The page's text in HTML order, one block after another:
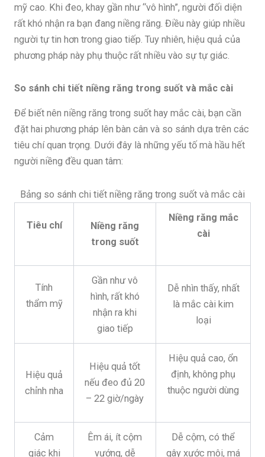
mỹ cao. Khi đeo, khay gần như “vô hình”, người đối diện
rất khó nhận ra bạn đang niềng răng. Điều này giúp nhiều
người tự tin hơn trong giao tiếp. Tuy nhiên, hiệu quả của
phương pháp này phụ thuộc rất nhiều vào sự tự giác.
So sánh chi tiết niềng răng trong suốt và mắc cài
Để biết nên niềng răng trong suốt hay mắc cài, bạn cần
đặt hai phương pháp lên bàn cân và so sánh dựa trên các
tiêu chí quan trọng. Dưới đây là những yếu tố mà hầu hết
người niềng đều quan tâm:
Bảng so sánh chi tiết niềng răng trong suốt và mắc cài
Tiêu chí
Niềng răng
trong suốt
Niềng răng mắc
cài
Tính
thẩm mỹ
Gần như vô
hình, rất khó
nhận ra khi
giao tiếp
Dễ nhìn thấy, nhất
là mắc cài kim
loại
Hiệu quả
chỉnh nha
Hiệu quả tốt
nếu đeo đủ 20
– 22 giờ/ngày
Hiệu quả cao, ổn
định, không phụ
thuộc người dùng
Cảm
giác khi
Êm ái, ít cộm
vướng, dễ
Dễ cộm, có thể
gây xước môi, má